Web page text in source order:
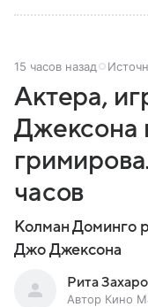
15 часов назад
Актера,
Джексона
часов
Колман Доминго
Джо Джексона
Рита
Автор Кино